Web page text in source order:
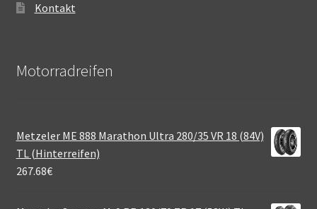
Kontakt
Motorradreifen
Metzeler ME 888 Marathon Ultra 280/35 VR 18 (84V)
TL (Hinterreifen)
267.68€